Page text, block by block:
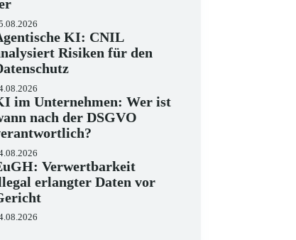
KI: CNIL
Risiken für den
im Unternehmen: Wer ist
nach der DSGVO
Verwertbarkeit
erlangter Daten vor